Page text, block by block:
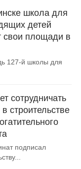
школа для
детей
свои площади в
127-й школы для
сотрудничать
строительстве
подписал